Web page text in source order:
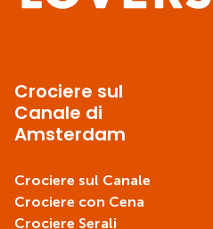
Crociere sul
Canale di
Amsterdam
Crociere sul Canale
Crociere con Cena
Crociere Serali